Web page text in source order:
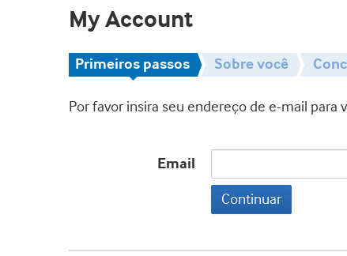
My Account
Primeiros passos Sobre você
Por favor insira seu endereço de e-mail
Email
Continuar